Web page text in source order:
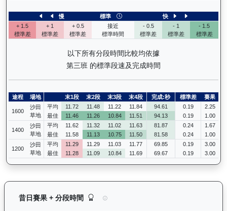
慢 標準
快
+ 1.5
標準差
+ 1
標準差
+ 0.5
標準差
接近
標準時間
- 0.5
標準差
- 1
標準差
- 1.5
標準差
以下所有分段時間比較均依據
第三班 的標準段速及完成時間
途程 場地 末1段 末2段 末3段 末4段 完成:秒 標準差 賽果
1600
沙田
草地
平均 11.72 11.48 11.22 11.84 94.61 0.19
2.25
最佳
11.46 11.26 10.84 11.51 94.13 0.19 1.00
1400
沙田
草地
平均 11.62 11.32 11.02 11.63 81.87 0.24
1.67
最佳
11.58 11.13 10.75 11.50 81.58 0.24 1.00
1200
沙田
草地
平均 11.29 11.29 11.03 11.77 69.85 0.19
3.00
最佳
11.28 11.09 10.84 11.69 69.67 0.19 3.00
昔日賽果 + 分段時間 活力拍檔（K554）— 昔日賽果及分